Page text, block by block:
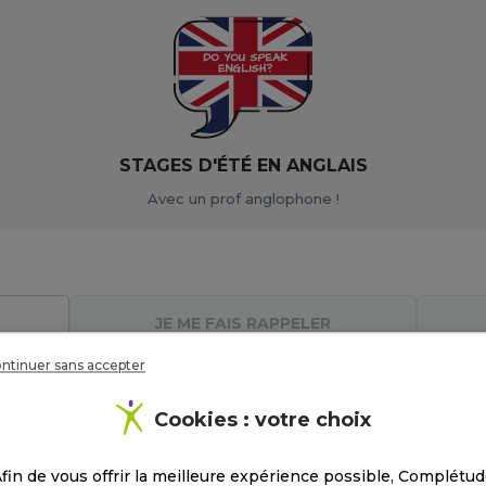
STAGES D'ÉTÉ EN ANGLAIS
Avec un prof anglophone !
JE ME FAIS RAPPELER
sans accepter
Cookies : votre choix
de vous offrir la meilleure expérience possible,